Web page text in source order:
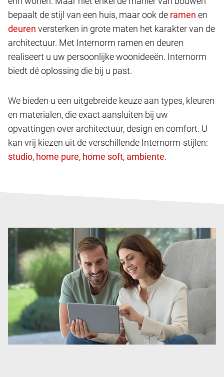
bepaalt de stijl van een huis, maar ook de
en
versterken in grote maten het karakter van de
architectuur. Met Internorm ramen en deuren
realiseert u uw persoonlijke woonideeën. Internorm
biedt dé oplossing die bij u past.
We bieden u een uitgebreide keuze aan types, kleuren
en materialen, die exact aansluiten bij uw
opvattingen over architectuur, design en comfort. U
kan vrij kiezen uit de verschillende Internorm-stijlen:
,
, , .